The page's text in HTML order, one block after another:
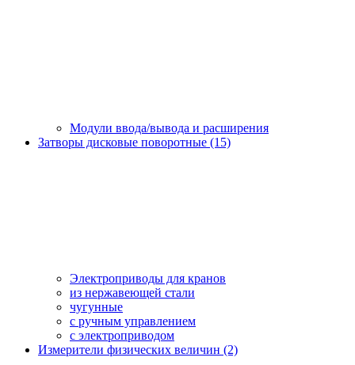
Модули ввода/вывода и расширения
Затворы дисковые поворотные (15)
Электроприводы для кранов
из нержавеющей стали
чугунные
с ручным управлением
c электроприводом
Измерители физических величин (2)